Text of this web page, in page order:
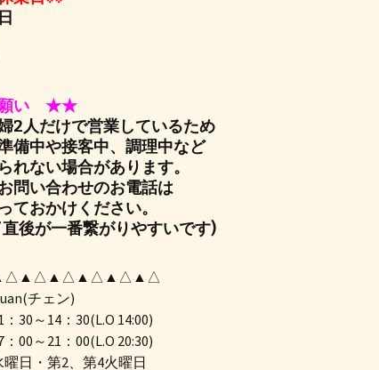
い ★★
2人だけで営業しているため
備中や接客中、調理中など
れない場合があります。
問い合わせのお電話は
ておかけください。
後が一番繋がりやすいです)
チェン)
30～14：30(L.O 14:00)
00～21：00(L.O 20:30)
日・第2、第4火曜日